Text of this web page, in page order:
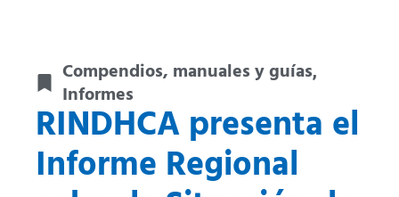
Compendios, manuales y guías,
Informes
RINDHCA presenta el
Informe Regional